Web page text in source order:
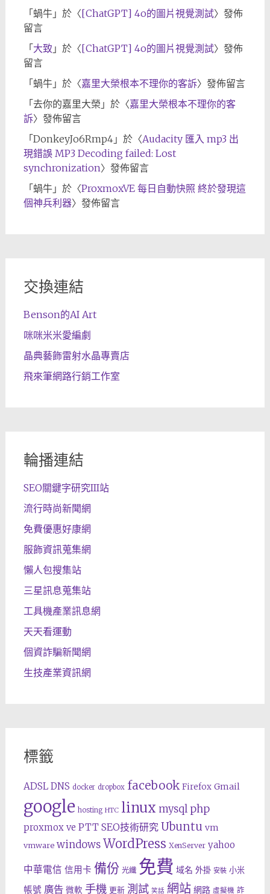
「 蝸牛」於〈[ChatGPT] 4o的圖片視覺測試〉發佈
留言
「 大致 」於〈[ChatGPT] 4o的圖片視覺測試〉發佈
留言
「 蝸牛」於〈嘉里大榮根本不理你的客訴〉發佈留言
「 去你的嘉里大榮 」於〈嘉里大榮根本不理你的客
訴〉發佈留言
「 DonkeyJo6Rmp4」於〈Audacity 匯入 mp3 出
現錯誤 MP3 Decoding failed: Lost
synchronization〉發佈留言
「 蝸牛」於〈ProxmoxVE 每日自動快照 終於發現這
個神兵利器〉發佈留言
交換連結
Benson的AI Art
咪咪米米愛編劇
晶典藝飾雷射水晶專賣店
飛來筆網路行銷工作室
輪播連結
SEO關鍵字研究III站
流行時尚新聞網
免費優惠好康網
服飾資訊蒐集網
懶人包搜集站
三星訊息蒐集站
工具機產業訊息網
天天看運動
個資詐騙新聞網
生技產業資訊網
標籤
ADSL DNS docker dropbox facebook Firefox Gmail
google hosting HTC linux mysql php
proxmox ve PTT SEO技術研究 Ubuntu vm
vmware windows WordPress XenServer yahoo
中華電信 信用卡 備份 光纖 免費 域名 外掛 安裝 小米
帳號 廣告 微軟 手機 更新 測試 笑話 網站 網路 虛擬機 詐